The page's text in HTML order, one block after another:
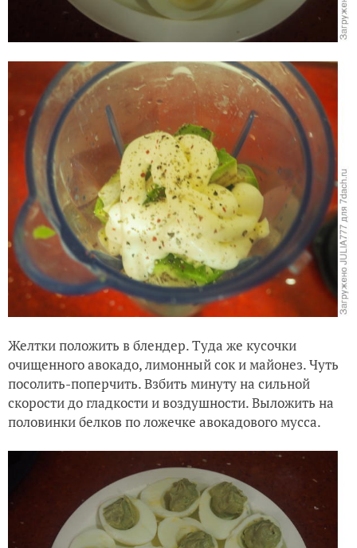
Желтки положить в блендер. Туда же кусочки
очищенного авокадо, лимонный сок и майонез. Чуть
посолить-поперчить. Взбить минуту на сильной
скорости до гладкости и воздушности. Выложить на
половинки белков по ложечке авокадового мусса.